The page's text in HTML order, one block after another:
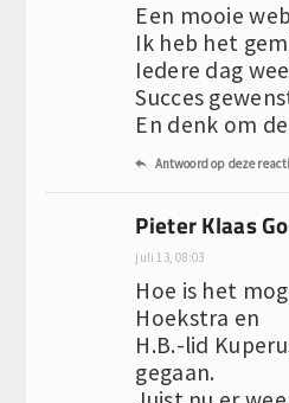
Een mooie
Ik heb het
Iedere dag
Succes
En denk om
 Antwoord op deze
Pieter Klaas
juli 13, 08:03
Hoe is het
Hoekstra en
H.B.-lid
gegaan.